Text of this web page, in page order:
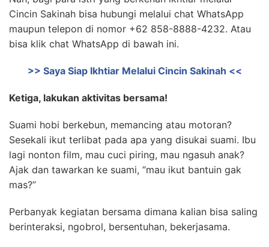
Cincin Sakinah bisa hubungi melalui chat WhatsApp
maupun telepon di nomor +62 858-8888-4232. Atau
bisa klik chat WhatsApp di bawah ini.
>> Saya Siap Ikhtiar Melalui Cincin Sakinah <<
Ketiga, lakukan aktivitas bersama!
Suami hobi berkebun, memancing atau motoran?
Sesekali ikut terlibat pada apa yang disukai suami. Ibu
lagi nonton film, mau cuci piring, mau ngasuh anak?
Ajak dan tawarkan ke suami, “mau ikut bantuin gak
mas?”
Perbanyak kegiatan bersama dimana kalian bisa saling
berinteraksi, ngobrol, bersentuhan, bekerjasama.